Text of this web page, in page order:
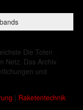
Die Toten
Netz. Das Archiv
und
| Raketentechnik